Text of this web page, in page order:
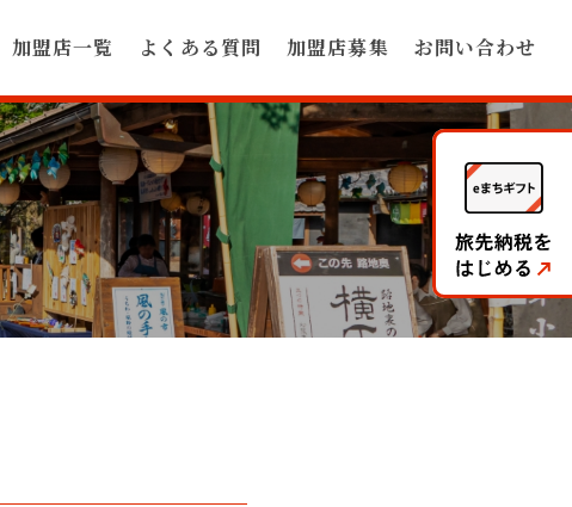
加盟店一覧 よくある質問 加盟店募集 お問い合わせ